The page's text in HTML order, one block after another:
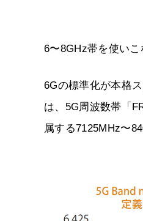
6〜8GHz帯を使い
6Gの標準化が本格
は、5G周波数帯「
属する7125MHz〜